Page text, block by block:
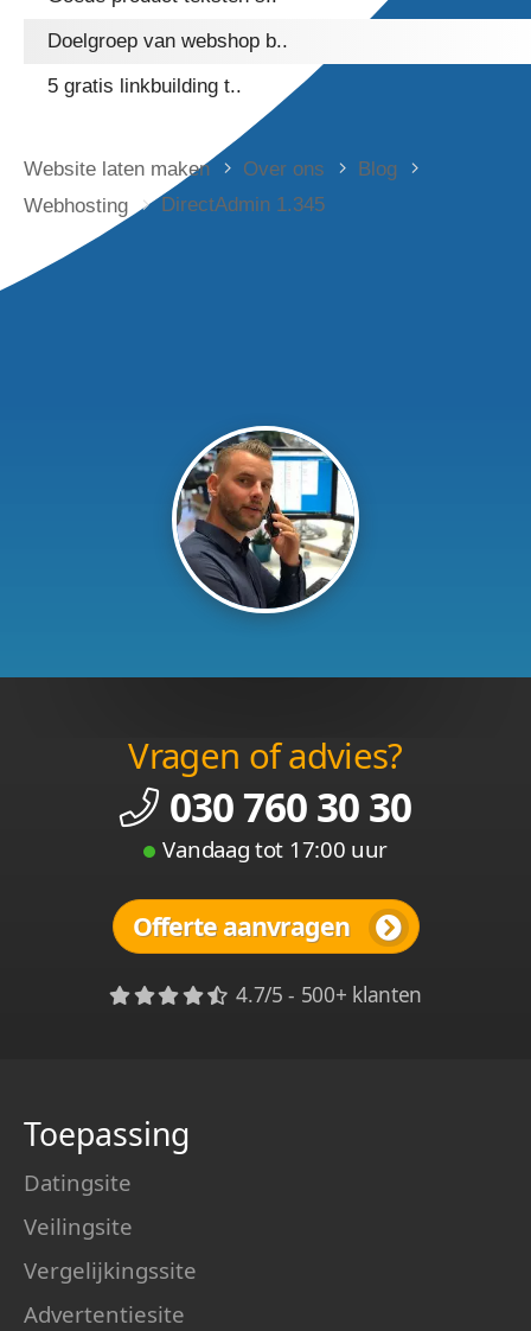
Doelgroep van webshop b..
5 gratis linkbuilding t..
Website laten maken Over ons
Blog
Webhosting
DirectAdmin 1.345
Vragen of advies?
030 760 30 30
Vandaag tot 17:00 uur
Offerte aanvragen
4.7/5 - 500+ klanten
Toepassing
Datingsite
Veilingsite
Vergelijkingssite
Advertentiesite